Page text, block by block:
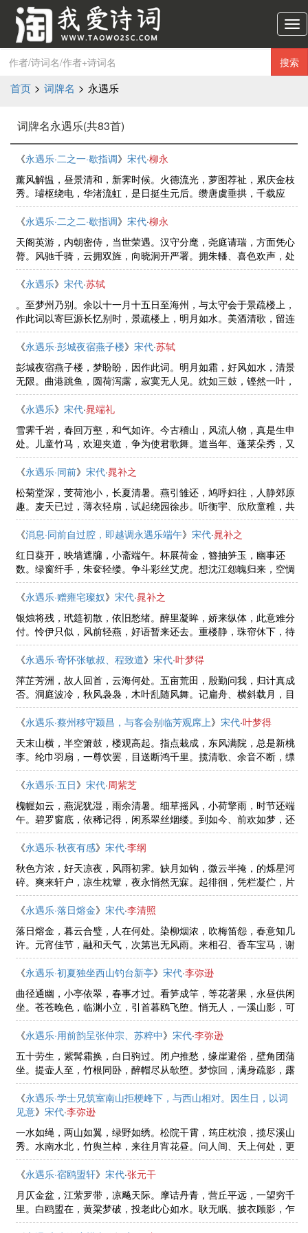
淘
我
爱
诗
搜索
首页 > 词牌名 > 永遇乐
词牌名永遇乐(共83首)
《永遇乐·二之一·歇指调》宋代·柳永
薰风解愠，昼景清和，新霁时候。火德流光，萝图荐祉，累庆金枝
秀。璿枢绕电，华渚流虹，是日挺生元后。缵唐虞垂拱，千载应
期，万灵敷祐。殊方异域，争贡琛赆，架巘航波奔凑。三殿称觞，
九仪就列，韶頀锵金奏。藩侯瞻 ......
《永遇乐·二之二·歇指调》宋代·柳永
天阁英游，内朝密侍，当世荣遇。汉守分麾，尧庭请瑞，方面凭心
膂。风驰千骑，云拥双旌，向晓洞开严署。拥朱轓、喜色欢声，处
处竞歌来暮。吴王旧国，今古江山秀异，人烟繁富。甘雨车行，仁
风扇动，雅称安黎庶。棠郊成 ......
《永遇乐》宋代·苏轼
。至梦州乃别。余以十一月十五日至海州，与太守会于景疏楼上，
作此词以寄巨源长忆别时，景疏楼上，明月如水。美酒清歌，留连
不住，月随人千里。别来三度，孤光又满，冷落共谁同醉。卷珠
帘，凄然顾影，共伊到明无寐。 ......
《永遇乐·彭城夜宿燕子楼》宋代·苏轼
彭城夜宿燕子楼，梦盼盼，因作此词。明月如霜，好风如水，清景
无限。曲港跳鱼，圆荷泻露，寂寞无人见。紞如三鼓，铿然一叶，
黯黯梦云惊断。夜茫茫，重寻无处，觉来小园行遍。天涯倦客，山
中归路，望断故园心眼。燕子 ......
《永遇乐》宋代·晁端礼
雪霁千岩，春回万壑，和气如许。今古稽山，风流人物，真是生申
处。儿童竹马，欢迎夹道，争为使君歌舞。道当年、蓬莱朵秀，又
来作蓬莱主。一编勋业，家传几世，自是赤松仙侣。青琐黄堂，等
闲游戏，又问乘槎路。银河耿 ......
《永遇乐·同前》宋代·晁补之
松菊堂深，芰荷池小，长夏清暑。燕引雏还，鸠呼妇往，人静郊原
趣。麦天已过，薄衣轻扇，试起绕园徐步。听衡宇、欣欣童稚，共
说夜来初雨。苍菅径里，紫葳枝上，数点幽花垂露。东里催锄，西
邻助饷，相戒清晨去。斜川归 ......
《消息·同前自过腔，即越调永遇乐端午》宋代·晁补之
红日葵开，映墙遮牖，小斋端午。杯展荷金，簪抽笋玉，幽事还
数。绿窗纤手，朱奁轻缕。争斗彩丝艾虎。想沈江怨魄归来，空惆
怅、对菰黍。朱颜老去，清风好在，未减佳辰欢聚。趣蜡酒深斟，
菖葅细糁，围坐从儿女。还同子 ......
《永遇乐·赠雍宅璨奴》宋代·晁补之
银烛将残，玳筵初散，依旧愁绪。醉里凝眸，娇来纵体，此意难分
付。怜伊只似，风前轻燕，好语暂来还去。重楼静，珠帘休下，待
扫画梁留住。青娥皓齿，云鬟花面，见了绮罗无数。只你厌厌，教
人竟日，一点无由诉。如今拚 ......
《永遇乐·寄怀张敏叔、程致道》宋代·叶梦得
萍芷芳洲，故人回首，云海何处。五亩荒田，殷勤问我，归计真成
否。洞庭波冷，秋风袅袅，木叶乱随风舞。记扁舟、横斜载月，目
极暮涛烟渚。传声试问，垂虹千顷，兰棹有谁重驻。雪溅雷翻，潮
头过后，帆影欹前浦。此中高 ......
《永遇乐·蔡州移守颍昌，与客会别临芳观席上》宋代·叶梦得
天末山横，半空箫鼓，楼观高起。指点栽成，东风满院，总是新桃
李。纶巾羽扇，一尊饮罢，目送断鸿千里。揽清歌、余音不断，缥
缈尚萦流水。年来自笑无情，何事犹有，多情遗思。绿鬓朱颜，匆
匆拚了，却记花前醉。明年春 ......
《永遇乐·五日》宋代·周紫芝
槐幄如云，燕泥犹湿，雨余清暑。细草摇风，小荷擎雨，时节还端
午。碧罗窗底，依稀记得，闲系翠丝烟缕。到如今、前欢如梦，还
对彩绥条无语。榴花半吐，金刀犹在，往事更堪重数。艾虎钗头，
菖蒲酒里，旧约浑无据。轻衫 ......
《永遇乐·秋夜有感》宋代·李纲
秋色方浓，好天凉夜，风雨初霁。缺月如钩，微云半掩，的烁星河
碎。爽来轩户，凉生枕簟，夜永悄然无寐。起徘徊，凭栏凝伫，片
时万情千意。江湖倦客，年来衰病，坐叹岁华空逝。往事成尘，新
愁似锁，谁是知心底。五陵萧 ......
《永遇乐·落日熔金》宋代·李清照
落日熔金，暮云合璧，人在何处。染柳烟浓，吹梅笛怨，春意知几
许。元宵佳节，融和天气，次第岂无风雨。来相召、香车宝马，谢
他酒朋诗侣。(熔金一作：镕金)中州盛日，闺门多暇，记得偏重三
五。铺翠冠儿，捻金雪柳， ......
《永遇乐·初夏独坐西山钓台新亭》宋代·李弥逊
曲径通幽，小亭依翠，春事才过。看笋成竿，等花著果，永昼供闲
坐。苍苍晚色，临渊小立，引首暮鸥飞堕。悄无人，一溪山影，可
惜被渠分破。百年似梦，一身如寄，南北去留皆可。我自知鱼，翛
然濠上，不问鱼非我。隔篱呼 ......
《永遇乐·用前韵呈张仲宗、苏粹中》宋代·李弥逊
五十劳生，紫髯霜换，白日驹过。闭户推愁，缘崖避俗，壁角团蒲
坐。提壶人至，竹根同卧，醉帽尽从欹堕。梦惊回，满身疏影，露
滴月斜云破。无人自酌，有邀皆去，我笑两翁多可。忍冻吟诗，典
衣沽酒，二子应嗤我。两忘一 ......
《永遇乐·学士兄筑室南山拒梗峰下，与西山相对。因生日，以词
见意》宋代·李弥逊
一水如绳，两山如翼，绿野如绣。松院干霄，筠庄枕浪，揽尽溪山
秀。水南水北，竹舆兰棹，来往月宵花昼。问人间、天上何处，更
寻大围小有。人言拒梗，功成仙去，丹鼎夜寒光透。唤取云英，炼
成石髓，日月齐长久。烦君挟 ......
《永遇乐·宿鸥盟轩》宋代·张元干
月仄金盆，江萦罗带，凉飚天际。摩诘丹青，营丘平远，一望穷千
里。白鸥盟在，黄粱梦破，投老此心如水。耿无眠、披衣顾影，乍
闻绕阶络纬。百年倦客，三生习气，今古到头谁是。夜色苍茫，浮